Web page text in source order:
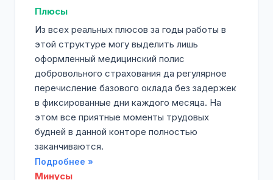
Плюсы
Из всех реальных плюсов за годы работы в
этой структуре могу выделить лишь
оформленный медицинский полис
добровольного страхования да регулярное
перечисление базового оклада без задержек
в фиксированные дни каждого месяца. На
этом все приятные моменты трудовых
будней в данной конторе полностью
заканчиваются.
Подробнее »
Минусы